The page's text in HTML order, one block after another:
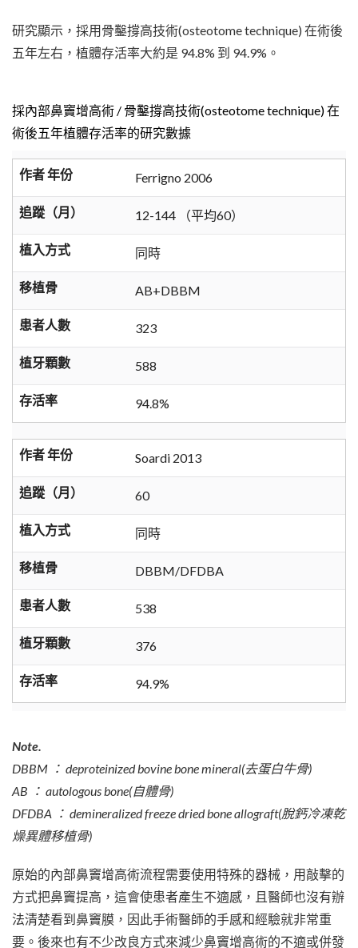
研究顯示，採用骨鑿撐高技術(osteotome technique) 在術後
五年左右，植體存活率大約是 94.8% 到 94.9%。
採內部鼻竇增高術 / 骨鑿撐高技術(osteotome technique) 在
術後五年植體存活率的研究數據
作者 年份 Ferrigno 2006
追蹤（月） 12-144 （平均60）
植入方式 同時
移植骨 AB+DBBM
患者人數 323
植牙顆數 588
存活率 94.8%
作者 年份 Soardi 2013
追蹤（月） 60
植入方式 同時
移植骨 DBBM/DFDBA
患者人數 538
植牙顆數 376
存活率 94.9%
Note.
DBBM ： deproteinized bovine bone mineral(去蛋白牛骨)
AB ： autologous bone(自體骨)
DFDBA ： demineralized freeze dried bone allograft(脫鈣冷凍乾
燥異體移植骨)
原始的內部鼻竇增高術流程需要使用特殊的器械，用敲擊的
方式把鼻竇提高，這會使患者產生不適感，且醫師也沒有辦
法清楚看到鼻竇膜，因此手術醫師的手感和經驗就非常重
要。後來也有不少改良方式來減少鼻竇增高術的不適或併發